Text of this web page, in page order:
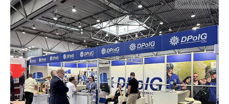
Foto:Foto: DPolG